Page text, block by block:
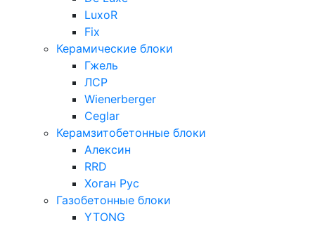
LuxoR
Fix
Керамические блоки
Гжель
ЛСР
Wienerberger
Ceglar
Керамзитобетонные блоки
Алексин
RRD
Хоган Рус
Газобетонные блоки
YTONG